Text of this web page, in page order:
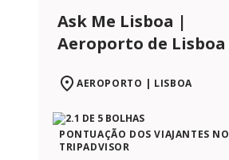
Ask Me Lisboa |
Aeroporto de Lisboa
AEROPORTO | LISBOA
PONTUAÇÃO DOS VIAJANTES NO
TRIPADVISOR